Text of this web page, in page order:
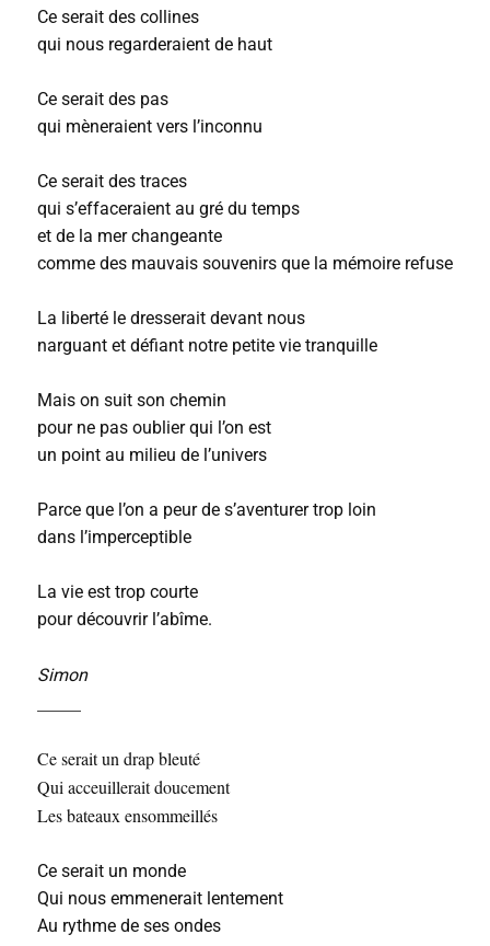
Ce serait des collines
qui nous regarderaient de haut
Ce serait des pas
qui mèneraient vers l’inconnu
Ce serait des traces
qui s’effaceraient au gré du temps
et de la mer changeante
comme des mauvais souvenirs que la mémoire refuse
La liberté le dresserait devant nous
narguant et défiant notre petite vie tranquille
Mais on suit son chemin
pour ne pas oublier qui l’on est
un point au milieu de l’univers
Parce que l’on a peur de s’aventurer trop loin
dans l’imperceptible
La vie est trop courte
pour découvrir l’abîme.
Simon
Ce serait un drap bleuté
Qui acceuillerait doucement
Les bateaux ensommeillés
Ce serait un monde
Qui nous emmenerait lentement
Au rythme de ses ondes